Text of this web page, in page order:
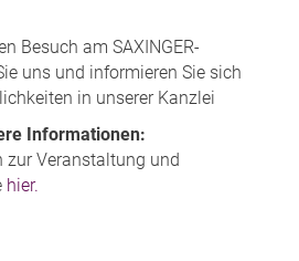
Besuch am SAXINGER-
uns und informieren Sie sich
in unserer Kanzlei
Informationen:
zur Veranstaltung und
hier.